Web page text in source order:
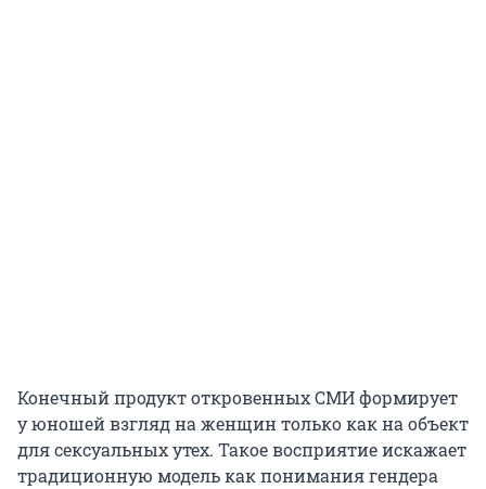
Конечный продукт откровенных СМИ формирует
у юношей взгляд на женщин только как на объект
для сексуальных утех. Такое восприятие искажает
традиционную модель как понимания гендера